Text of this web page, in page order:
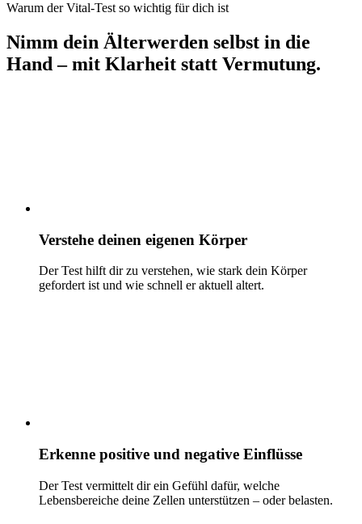
Warum der Vital-Test so wichtig für dich ist
Nimm dein Älterwerden selbst in die
Hand – mit Klarheit statt Vermutung.
Verstehe deinen eigenen Körper
Der Test hilft dir zu verstehen, wie stark dein Körper
gefordert ist und wie schnell er aktuell altert.
Erkenne positive und negative Einflüsse
Der Test vermittelt dir ein Gefühl dafür, welche
Lebensbereiche deine Zellen unterstützen – oder belasten.